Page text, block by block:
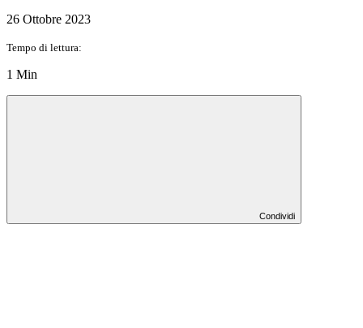
26 Ottobre 2023
Tempo di lettura:
1 Min
Condividi